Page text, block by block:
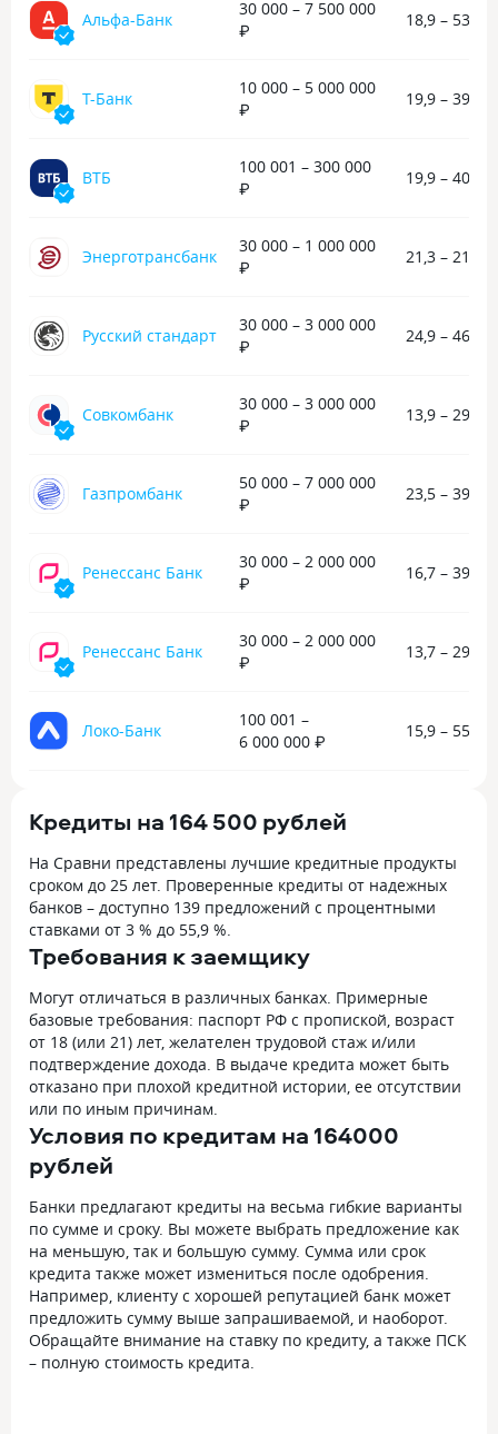
чутка побольше, но зато срок точно
тот же и по итогу получается не такой
большой процент, и платить
более выгодная рекомендация
без двойного дна, договор
и поперек, никаких неприятных
сюрпризов.
Договор изучил,
оформлять, а
Альфа-Банк
30 000 – 7 500 000
₽
18,9 – 53,9
Т-Банк
10 000 – 5 000 000
₽
19,9 – 39,9
ВТБ
100 001 – 300 000
₽
19,9 – 40,9
Энерготрансбанк
30 000 – 1 000 000
₽
21,3 – 21,5
Русский стандарт
30 000 – 3 000 000
₽
24,9 – 46,5
Совкомбанк
30 000 – 3 000 000
₽
13,9 – 29,4
Газпромбанк
50 000 – 7 000 000
₽
23,5 – 39,3
Ренессанс Банк
30 000 – 2 000 000
₽
16,7 – 39,9
Ренессанс Банк
30 000 – 2 000 000
₽
13,7 – 29,8
Локо-Банк
100 001 –
6 000 000 ₽
15,9 – 55,8
Кредиты на 164 500 рублей
На Сравни представлены лучшие кредитные продукты
сроком до 25 лет. Проверенные кредиты от надежных
банков – доступно 139 предложений с процентными
ставками от 3 % до 55,9 %.
Требования к заемщику
Могут отличаться в различных банках. Примерные
базовые требования: паспорт РФ с пропиской, возраст
от 18 (или 21) лет, желателен трудовой стаж и/или
подтверждение дохода. В выдаче кредита может быть
отказано при плохой кредитной истории, ее отсутствии
или по иным причинам.
Условия по кредитам на 164000
рублей
Банки предлагают кредиты на весьма гибкие варианты
по сумме и сроку. Вы можете выбрать предложение как
на меньшую, так и большую сумму. Сумма или срок
кредита также может измениться после одобрения.
Например, клиенту с хорошей репутацией банк может
предложить сумму выше запрашиваемой, и наоборот.
Обращайте внимание на ставку по кредиту, а также ПСК
– полную стоимость кредита.